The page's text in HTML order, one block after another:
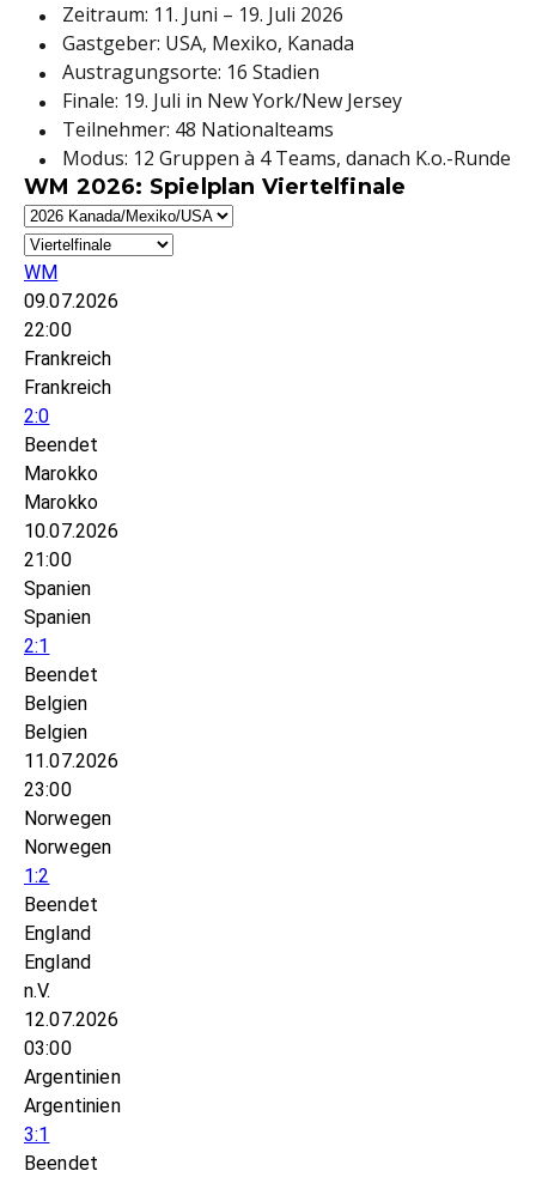
Zeitraum: 11. Juni – 19. Juli 2026
Gastgeber: USA, Mexiko, Kanada
Austragungsorte: 16 Stadien
Finale: 19. Juli in New York/New Jersey
Teilnehmer: 48 Nationalteams
Modus: 12 Gruppen à 4 Teams, danach K.o.-Runde
WM 2026: Spielplan Viertelfinale
WM
09.07.2026
22:00
Frankreich
Frankreich
2:0
Beendet
Marokko
Marokko
10.07.2026
21:00
Spanien
Spanien
2:1
Beendet
Belgien
Belgien
11.07.2026
23:00
Norwegen
Norwegen
1:2
Beendet
England
England
n.V.
12.07.2026
03:00
Argentinien
Argentinien
3:1
Beendet